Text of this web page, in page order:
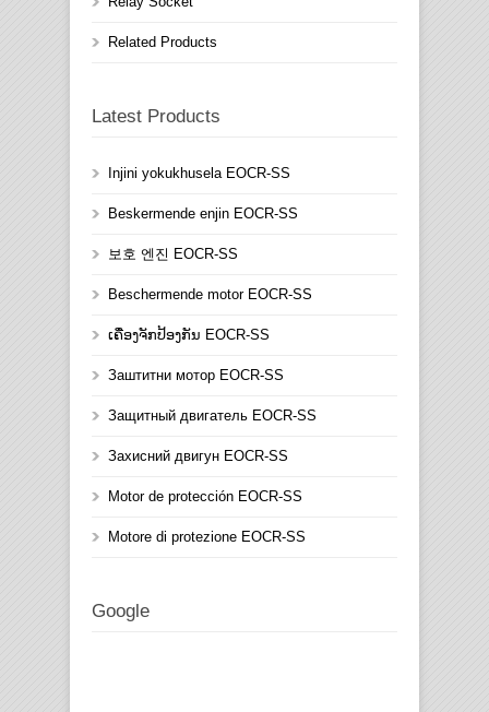
Related Products
Latest Products
Injini yokukhusela EOCR-SS
Beskermende enjin EOCR-SS
보호 엔진 EOCR-SS
Beschermende motor EOCR-SS
ເຄື່ອງຈັກປ້ອງກັນ EOCR-SS
Заштитни мотор EOCR-SS
Защитный двигатель EOCR-SS
Захисний двигун EOCR-SS
Motor de protección EOCR-SS
Motore di protezione EOCR-SS
Google